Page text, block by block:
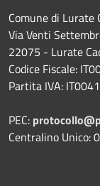
Comune di Lurate
Via Venti
22075 - Lurate
Codice Fiscale:
Partita IVA:
PEC:
Centralino Unico: